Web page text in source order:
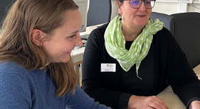
Beratungsstellen &
Zuweisende
Suche